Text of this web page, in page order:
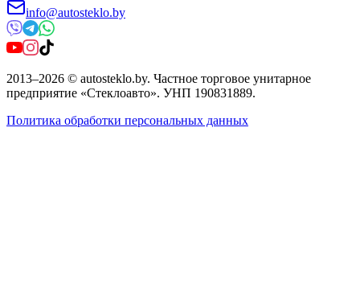
info@autosteklo.by
2013–2026 © autosteklo.by. Частное торговое унитарное
предприятие «Стеклоавто». УНП 190831889.
Политика обработки персональных данных